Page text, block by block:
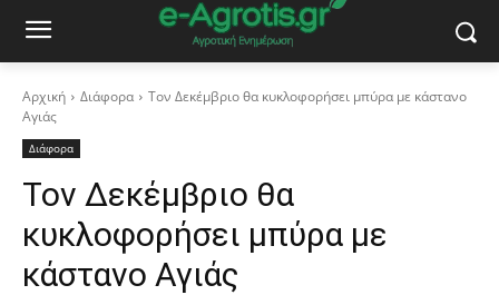
Αρχική Διάφορα
Τον Δεκέμβριο θα κυκλοφορήσει μπύρα με κάστανο
Αγιάς
Διάφορα
Τον Δεκέμβριο θα
κυκλοφορήσει μπύρα με
κάστανο Αγιάς